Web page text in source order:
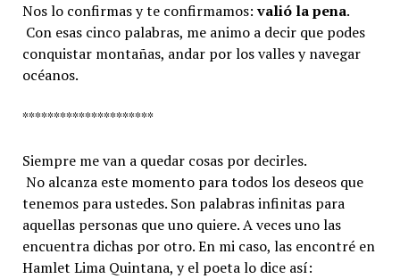
Nos lo confirmas y te confirmamos:valió la pena.
Con esas cinco palabras, me animo a decir que podes
conquistar montañas, andar por los valles y navegar
océanos.
*********************
Siempre me van a quedar cosas por decirles.
No alcanza este momento para todos los deseos que
tenemos para ustedes. Son palabras infinitas para
aquellas personas que uno quiere. A veces uno las
encuentra dichas por otro. En mi caso, las encontré en
Hamlet Lima Quintana, y el poeta lo dice así: